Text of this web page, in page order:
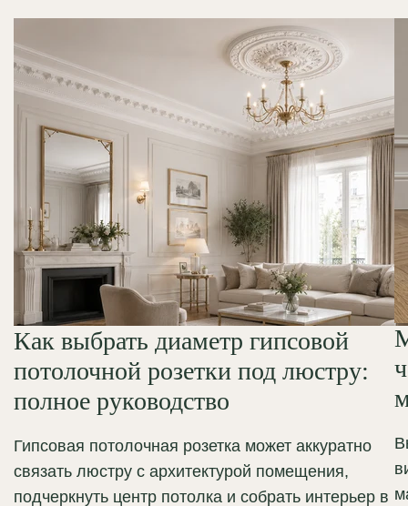
Как выбрать диаметр гипсовой
потолочной розетки под люстру:
полное руководство
Гипсовая потолочная розетка может аккуратно
связать люстру с архитектурой помещения,
подчеркнуть центр потолка и собрать интерьер в